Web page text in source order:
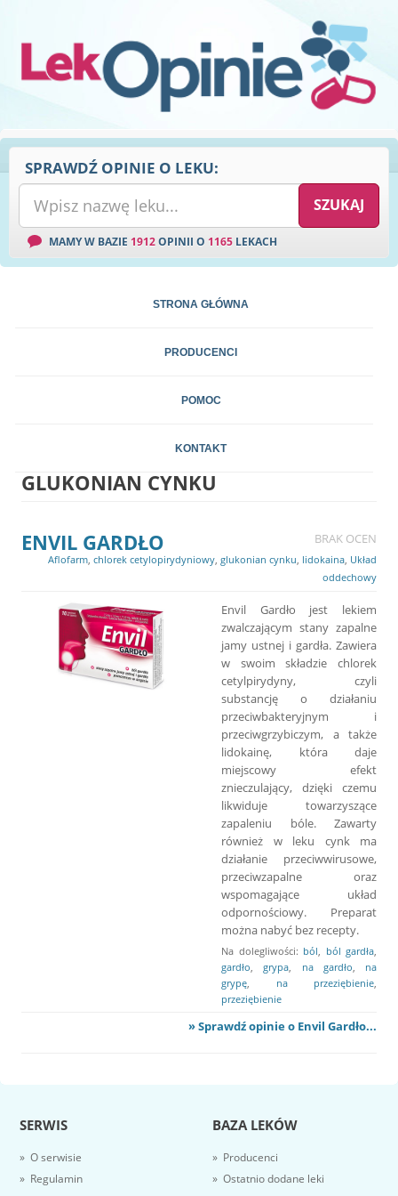
SPRAWDŹ OPINIE O LEKU:
MAMY W BAZIE 1912OPINII O 1165 LEKACH
STRONA GŁÓWNA
PRODUCENCI
POMOC
KONTAKT
GLUKONIAN CYNKU
ENVIL GARDŁO BRAK OCEN
Aflofarm chlorek cetylopirydyniowy glukonian cynku lidokaina Układ
oddechowy
Envil Gardło jest lekiem
zwalczającym stany zapalne
jamy ustnej i gardła. Zawiera
w swoim składzie chlorek
cetylpirydyny, czyli
substancję o działaniu
przeciwbakteryjnym i
przeciwgrzybiczym, a także
lidokainę, która daje
miejscowy efekt
znieczulający, dzięki czemu
likwiduje towarzyszące
zapaleniu bóle. Zawarty
również w leku cynk ma
działanie przeciwwirusowe,
przeciwzapalne oraz
wspomagające układ
odpornościowy. Preparat
można nabyć bez recepty.
Na dolegliwości: ból ból gardła
gardło ,grypa na gardło
na
grypę
na przeziębienie
przeziębienie
» Sprawdź opinie o Envil Gardło...
SERWIS
» O serwisie
» Regulamin
BAZA LEKÓW
» Producenci
» Ostatnio dodane leki